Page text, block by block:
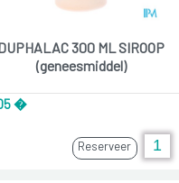
300 ML SIROOP
(geneesmiddel)
�
Reserveer